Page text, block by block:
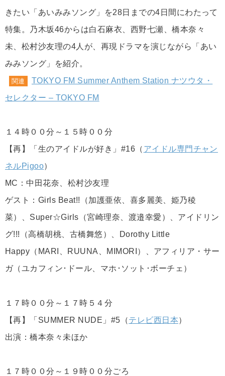
きたい「あいみみソング」を28日までの4日間にわたって
特集。乃木坂46からは白石麻衣、西野七瀬、橋本奈々
未、松村沙友理の4人が、再現ドラマを演じながら「あい
みみソング」を紹介。
関連
TOKYO FM Summer Anthem Station ナツウタ・
セレクター – TOKYO FM
１４時００分～１５時００分
【再】「生のアイドルが好き」#16（ アイドル専門チャン
ネルPigoo）
MC：中田花奈、松村沙友理
ゲスト：Girls Beat!!（加護亜依、喜多麗美、姫乃稜
菜）、Super☆Girls（宮崎理奈、渡邉幸愛）、アイドリン
グ!!!（高橋胡桃、古橋舞悠）、Dorothy Little
Happy（MARI、RUUNA、MIMORI）、アフィリア・サー
ガ（ユカフィン･ドール、マホ･ソット･ボーチェ）
１７時００分～１７時５４分
【再】「SUMMER NUDE」#5（テレビ西日本）
出演：橋本奈々未ほか
１７時００分～１９時００分ごろ